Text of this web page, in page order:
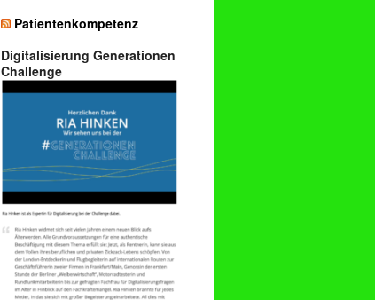
Patientenkompetenz
Digitalisierung Generationen
Challenge